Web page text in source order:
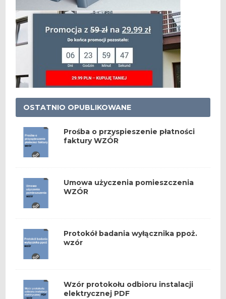
OSTATNIO OPUBLIKOWANE
Prośba o przyspieszenie płatności
faktury WZÓR
Umowa użyczenia pomieszczenia
WZÓR
Protokół badania wyłącznika ppoż.
wzór
Wzór protokołu odbioru instalacji
elektrycznej PDF